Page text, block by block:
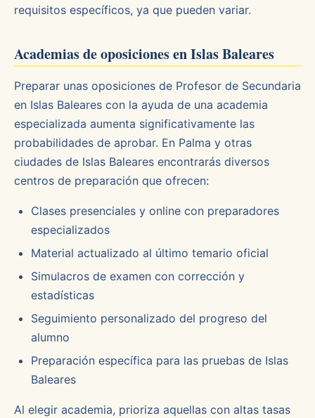
requisitos específicos, ya que pueden variar.
Academias de oposiciones en Islas Baleares
Preparar unas oposiciones de Profesor de Secundaria
en Islas Baleares con la ayuda de una academia
especializada aumenta significativamente las
probabilidades de aprobar. En Palma y otras
ciudades de Islas Baleares encontrarás diversos
centros de preparación que ofrecen:
Clases presenciales y online con preparadores
especializados
Material actualizado al último temario oficial
Simulacros de examen con corrección y
estadísticas
Seguimiento personalizado del progreso del
alumno
Preparación específica para las pruebas de Islas
Baleares
Al elegir academia, prioriza aquellas con altas tasas